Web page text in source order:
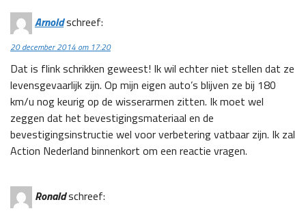
Arnoldschreef:
20 december 2014 om 17:20
Dat is flink schrikken geweest! Ik wil echter niet stellen dat ze
levensgevaarlijk zijn. Op mijn eigen auto’s blijven ze bij 180
km/u nog keurig op de wisserarmen zitten. Ik moet wel
zeggen dat het bevestigingsmateriaal en de
bevestigingsinstructie wel voor verbetering vatbaar zijn. Ik zal
Action Nederland binnenkort om een reactie vragen.
Ronaldschreef: